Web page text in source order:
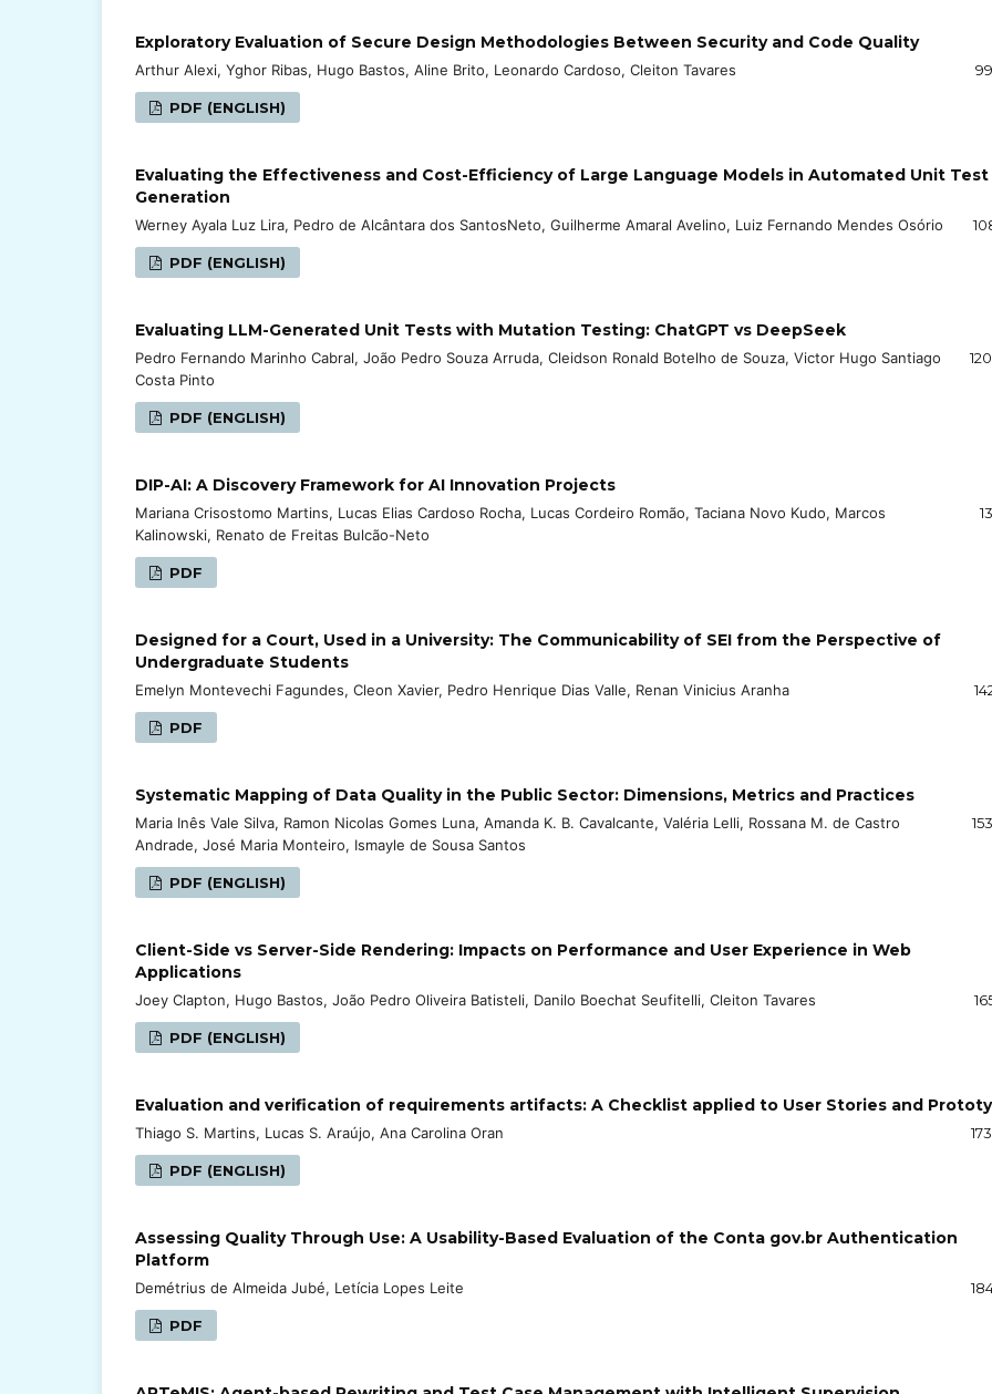
Exploratory Evaluation of Secure Design Methodologies Between Security and Code Quality
Arthur Alexi, Yghor Ribas, Hugo Bastos, Aline Brito, Leonardo Cardoso, Cleiton Tavares
PDF (ENGLISH)
Evaluating the Effectiveness and Cost-Efficiency of Large Language Models in Automated Unit Test
Generation
Werney Ayala Luz Lira, Pedro de Alcântara dos SantosNeto, Guilherme Amaral Avelino, Luiz Fernando Mendes Osório
PDF (ENGLISH)
Evaluating LLM-Generated Unit Tests with Mutation Testing: ChatGPT vs DeepSeek
Pedro Fernando Marinho Cabral, João Pedro Souza Arruda, Cleidson Ronald Botelho de Souza, Victor Hugo Santiago
Costa Pinto
PDF (ENGLISH)
DIP-AI: A Discovery Framework for AI Innovation Projects
Mariana Crisostomo Martins, Lucas Elias Cardoso Rocha, Lucas Cordeiro Romão, Taciana Novo Kudo, Marcos
Kalinowski, Renato de Freitas Bulcão-Neto
PDF
Designed for a Court, Used in a University: The Communicability of SEI from the Perspective of
Undergraduate Students
Emelyn Montevechi Fagundes, Cleon Xavier, Pedro Henrique Dias Valle, Renan Vinicius Aranha
PDF
Systematic Mapping of Data Quality in the Public Sector: Dimensions, Metrics and Practices
Maria Inês Vale Silva, Ramon Nicolas Gomes Luna, Amanda K. B. Cavalcante, Valéria Lelli, Rossana M. de Castro
Andrade, José Maria Monteiro, Ismayle de Sousa Santos
PDF (ENGLISH)
Client-Side vs Server-Side Rendering: Impacts on Performance and User Experience in Web
Applications
Joey Clapton, Hugo Bastos, João Pedro Oliveira Batisteli, Danilo Boechat Seufitelli, Cleiton Tavares
PDF (ENGLISH)
Evaluation and verification of requirements artifacts: A Checklist applied to User Stories and
Thiago S. Martins, Lucas S. Araújo, Ana Carolina Oran
PDF (ENGLISH)
Assessing Quality Through Use: A Usability-Based Evaluation of the Conta gov.br Authentication
Platform
Demétrius de Almeida Jubé, Letícia Lopes Leite
PDF